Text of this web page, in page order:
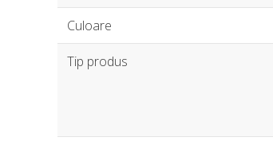
Culoare
Tip produs